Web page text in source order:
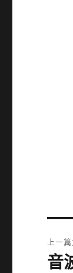
章
上一
上
音